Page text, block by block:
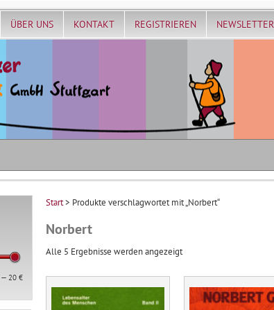
ÜBER UNS KONTAKT REGISTRIEREN NEWSLETTER
Start> Produkte verschlagwortet mit „Norbert“
Norbert
Alle 5 Ergebnisse werden angezeigtNach
Min.
Max.
— 20 €